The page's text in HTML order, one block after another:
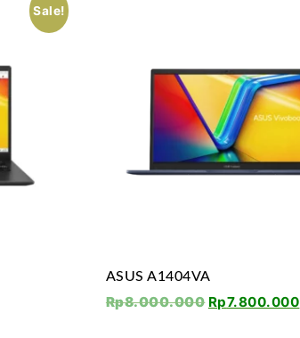
Sale!
ASUS A1404VA
Rp8.000.000 Rp7.800.000